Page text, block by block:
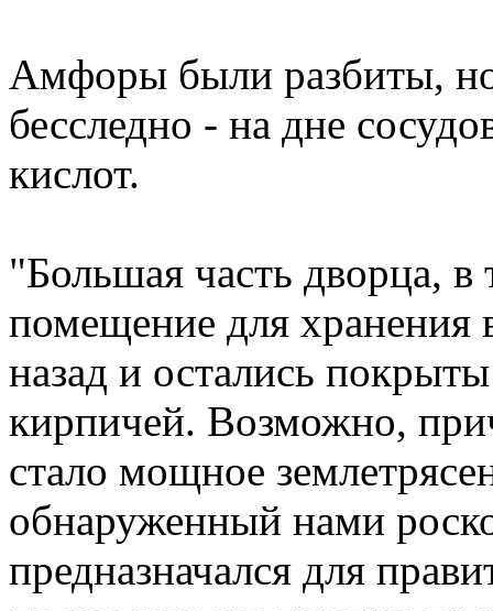
Амфоры были разбиты,
бесследно - на дне
кислот.
"Большая часть дворца, в
помещение для хранения
назад и остались
кирпичей. Возможно,
стало мощное
обнаруженный нами
предназначался для